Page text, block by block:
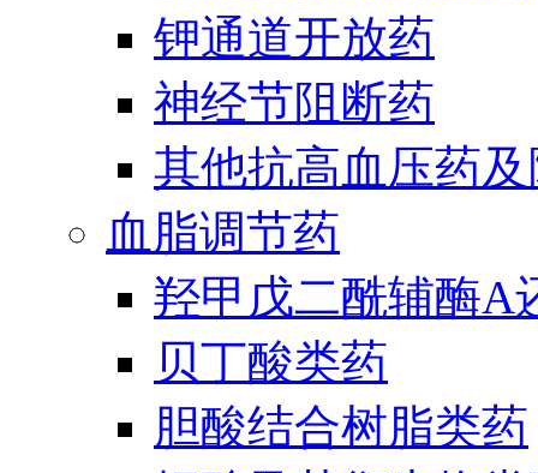
钾通道开放药
神经节阻断药
其他抗高血压药
血脂调节药
羟甲戊二酰辅酶A
贝丁酸类药
胆酸结合树脂类药